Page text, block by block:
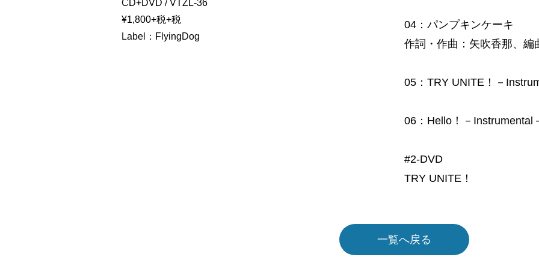
CD+DVD / VTZL-36
¥1,800+税+税
Label：FlyingDog
04：パンプキンケーキ
作詞・作曲：矢吹香那、編
05：TRY UNITE！－
06：Hello！－Instrumental
#2-DVD
TRY UNITE！
一覧へ戻る